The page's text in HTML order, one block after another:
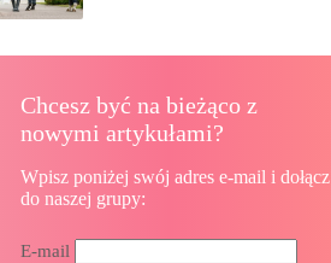
Chcesz być na bieżąco z
nowymi artykułami?
Wpisz poniżej swój adres e-mail i dołącz
do naszej grupy:
E-mail